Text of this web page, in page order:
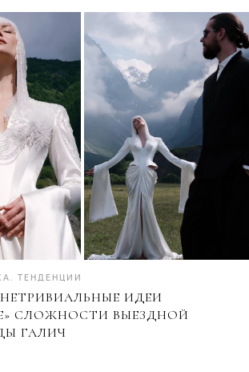
ТЕНДЕНЦИИ
ИДЕИ
СЛОЖНОСТИ ВЫЕЗДНОЙ
ГАЛИЧ